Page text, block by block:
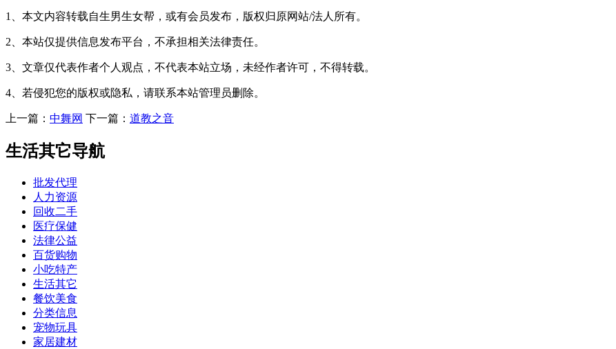
1、本文内容转载自生男生女帮，或有会员发布，版权归原网站/法人所有。
2、本站仅提供信息发布平台，不承担相关法律责任。
3、文章仅代表作者个人观点，不代表本站立场，未经作者许可，不得转载。
4、若侵犯您的版权或隐私，请联系本站管理员删除。
上一篇： 中舞网 下一篇： 道教之音
生活其它导航
批发代理
人力资源
回收二手
医疗保健
法律公益
百货购物
小吃特产
生活其它
餐饮美食
分类信息
宠物玩具
家居建材